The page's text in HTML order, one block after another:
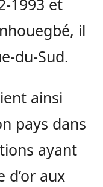
1993 et
, il
du-Sud.
ainsi
pays dans
ayant
aux